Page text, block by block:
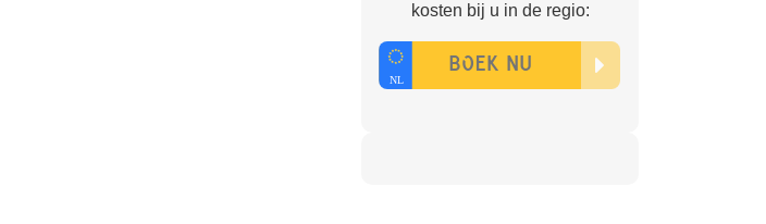
kosten bij u in de regio: